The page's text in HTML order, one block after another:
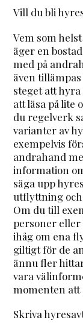
Vill du bli
Vem som
äger en
med på
även
steget att
att läsa på lite
du regelverk
varianter av
exempelvis
andrahand
information
säga upp
utflyttning
Om du till
personer eller
ihåg om ena
giltigt för de
ännu fler
vara
momenten
Skriva